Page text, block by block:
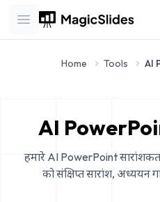
Open main menu
Home Tools AI
AI
हमारे AI PowerPoint
को संक्षिप्त सारांश, अध्ययन